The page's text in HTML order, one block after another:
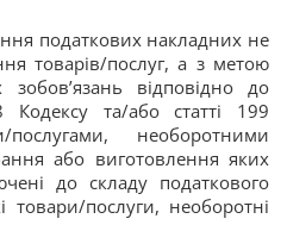
податкових накладних не
товарів/послуг, а з метою
зобов’язань відповідно до
Кодексу та/або статті 199
необоротними
або виготовлення яких
до складу податкового
товари/послуги, необоротні